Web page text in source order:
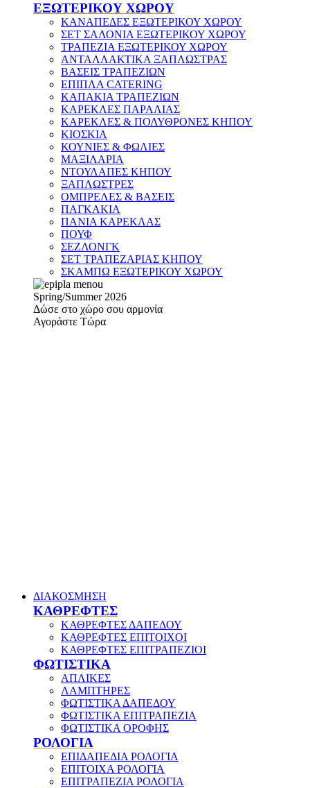
ΕΞΩΤΕΡΙΚΟΥ ΧΩΡΟΥ
ΚΑΝΑΠΕΔΕΣ ΕΞΩΤΕΡΙΚΟΥ ΧΩΡΟΥ
ΣΕΤ ΣΑΛΟΝΙΑ ΕΞΩΤΕΡΙΚΟΥ ΧΩΡΟΥ
ΤΡΑΠΕΖΙΑ ΕΞΩΤΕΡΙΚΟΥ ΧΩΡΟΥ
ΑΝΤΑΛΛΑΚΤΙΚΑ ΞΑΠΛΩΣΤΡΑΣ
ΒΑΣΕΙΣ ΤΡΑΠΕΖΙΩΝ
ΕΠΙΠΛΑ CATERING
ΚΑΠΑΚΙΑ ΤΡΑΠΕΖΙΩΝ
ΚΑΡΕΚΛΕΣ ΠΑΡΑΛΙΑΣ
ΚΑΡΕΚΛΕΣ & ΠΟΛΥΘΡΟΝΕΣ ΚΗΠΟΥ
ΚΙΟΣΚΙΑ
ΚΟΥΝΙΕΣ & ΦΩΛΙΕΣ
ΜΑΞΙΛΑΡΙΑ
ΝΤΟΥΛΑΠΕΣ ΚΗΠΟΥ
ΞΑΠΛΩΣΤΡΕΣ
ΟΜΠΡΕΛΕΣ & ΒΑΣΕΙΣ
ΠΑΓΚΑΚΙΑ
ΠΑΝΙΑ ΚΑΡΕΚΛΑΣ
ΠΟΥΦ
ΣΕΖΛΟΝΓΚ
ΣΕΤ ΤΡΑΠΕΖΑΡΙΑΣ ΚΗΠΟΥ
ΣΚΑΜΠΩ ΕΞΩΤΕΡΙΚΟΥ ΧΩΡΟΥ
Spring/Summer 2026
Δώσε στο χώρο σου αρμονία
Αγοράστε Τώρα
ΔΙΑΚΟΣΜΗΣΗ
ΚΑΘΡΕΦΤΕΣ
ΚΑΘΡΕΦΤΕΣ ΔΑΠΕΔΟΥ
ΚΑΘΡΕΦΤΕΣ ΕΠΙΤΟΙΧΟΙ
ΚΑΘΡΕΦΤΕΣ ΕΠΙΤΡΑΠΕΖΙΟΙ
ΦΩΤΙΣΤΙΚΑ
ΑΠΛΙΚΕΣ
ΛΑΜΠΤΗΡΕΣ
ΦΩΤΙΣΤΙΚΑ ΔΑΠΕΔΟΥ
ΦΩΤΙΣΤΙΚΑ ΕΠΙΤΡΑΠΕΖΙΑ
ΦΩΤΙΣΤΙΚΑ ΟΡΟΦΗΣ
ΡΟΛΟΓΙΑ
ΕΠΙΔΑΠΕΔΙΑ ΡΟΛΟΓΙΑ
ΕΠΙΤΟΙΧΑ ΡΟΛΟΓΙΑ
ΕΠΙΤΡΑΠΕΖΙΑ ΡΟΛΟΓΙΑ